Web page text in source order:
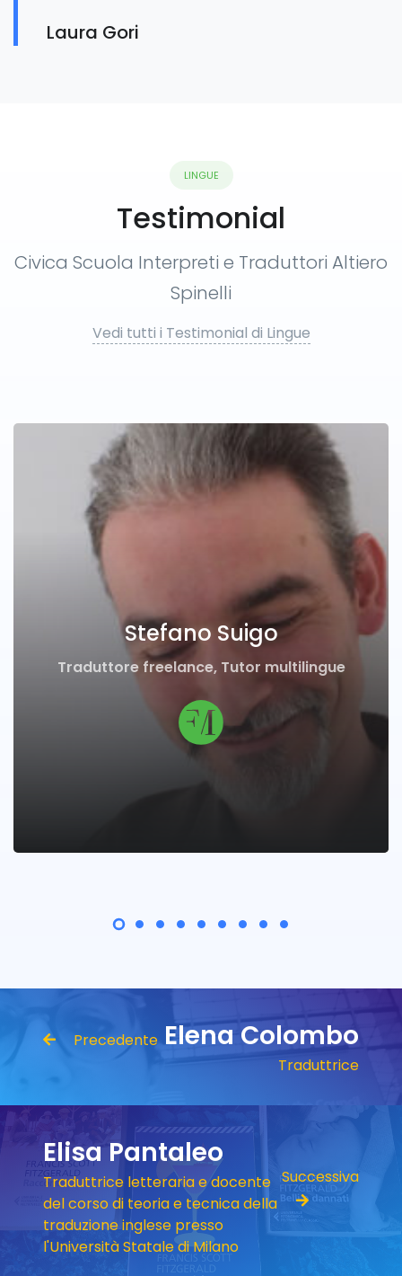
Laura Gori
LINGUE
Testimonial
Civica Scuola Interpreti e Traduttori Altiero
Spinelli
Vedi tutti i Testimonial di Lingue
Stefano Suigo
Traduttore freelance, Tutor multilingue
Precedente Elena Colombo
Traduttrice
Elisa Pantaleo
Traduttrice letteraria e docente
del corso di teoria e tecnica della
traduzione inglese presso
l'Università Statale di Milano
Successiva